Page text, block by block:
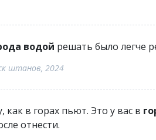
водой решать было легче
штанов, 2024
в горах пьют. Это у вас в
отнести.